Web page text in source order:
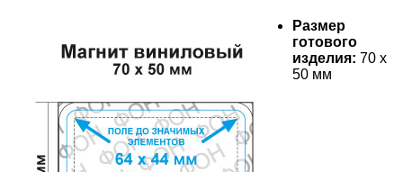
Размер
готового
изделия: 70 х
50 мм